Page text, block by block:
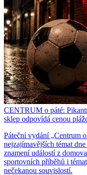
CENTRUM o páté:
sklep odpovídá cenou
Páteční vydání „Centrum
nejzajímavějších témat
znamení událostí z
sportovních příběhů i
nečekanou souvislostí.